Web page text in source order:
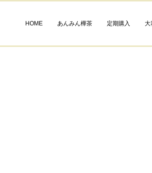
HOME あんみん樺茶 定期購入 大